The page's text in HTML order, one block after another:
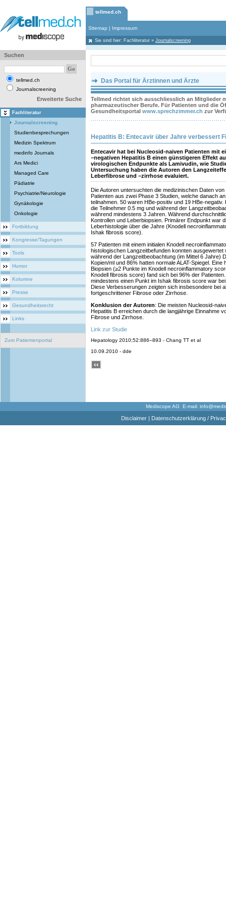
tellmed.ch
Sitemap | Impressum
Sie sind hier: Fachliteratur » Journalscreening
Suchen
tellmed.ch
Journalscreening
Erweiterte Suche
Fachliteratur
Journalscreening
Studienbesprechungen
Medizin Spektrum
medinfo Journals
Ars Medici
Managed Care
Pädiatrie
Psychiatrie/Neurologie
Gynäkologie
Onkologie
Fortbildung
Kongresse/Tagungen
Tools
Humor
Kolumne
Presse
Gesundheitsrecht
Links
Zum Patientenportal
Das Portal für Ärztinnen und Ärzte
Tellmed richtet sich ausschliesslich an Mitglieder
pharmazeutischer Berufe. Für Patienten und die
Gesundheitsportal www.sprechzimmer.ch zur
Hepatitis B: Entecavir über Jahre verbessert
Entecavir hat bei Nucleosid-naiven Patienten mit
–negativen Hepatitis B einen günstigeren Effekt
virologischen Endpunkte als Lamivudin, wie
Untersuchung haben die Autoren den
Leberfibrose und –zirrhose evaluiert.
Die Autoren untersuchten die medizinischen Daten
Patienten aus zwei Phase 3 Studien, welche danach
teilnahmen. 50 waren HBe-positiv und 19 HBe-negativ.
die Teilnehmer 0.5 mg und während der
während mindestens 3 Jahren. Während
Kontrollen und Leberbiopsien. Primärer Endpunkt war
Leberhistologie über die Jahre (Knodell
Ishak fibrosis score).
57 Patienten mit einem initialen Knodell
histologischen Langzeitbefunden konnten ausgewertet
während der Langzeitbeobachtung (im Mittel 6 Jahre)
Kopien/ml und 86% hatten normale ALAT-Spiegel.
Biopsien (≥2 Punkte im Knodell necroinflammatory
Knodell fibrosis score) fand sich bei 96% der
mindestens einen Punkt im Ishak fibrosis score war
Diese Verbesserungen zeigten sich insbesondere bei
fortgeschrittener Fibrose oder Zirrhose.
Konklusion der Autoren: Die meisten Nucleosid-
Hepatitis B erreichen durch die langjährige Einnahme
Fibrose und Zirrhose.
Link zur Studie
Hepatology 2010;52:886–893 - Chang TT et al
10.09.2010 - dde
Mediscope AG E-mail:
Disclaimer| Datenschutzerklärung /